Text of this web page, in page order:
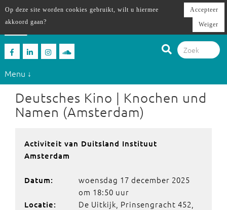
Menu ↓
Deutsches Kino | Knochen und
Namen (Amsterdam)
Activiteit van Duitsland Instituut
Amsterdam
Datum:
woensdag 17 december 2025
om 18:50 uur
Locatie:
De Uitkijk, Prinsengracht 452,
Op deze site worden cookies gebruikt, wilt u hiermee
akkoord gaan?
Accepteer
Weiger